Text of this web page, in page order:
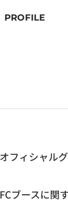
PROFILE
フィシャル
ブースに関